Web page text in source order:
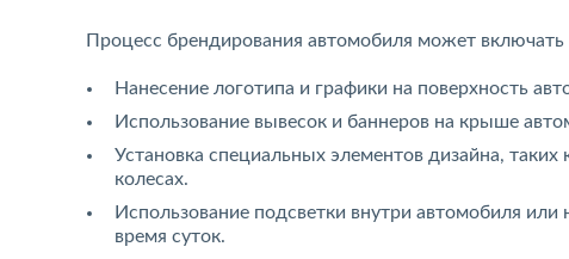
Процесс брендирования автомобиля может включать
Нанесение логотипа и графики на поверхность
Использование вывесок и баннеров на крыше
Установка специальных элементов дизайна,
колесах.
Использование подсветки внутри автомобиля
время суток.